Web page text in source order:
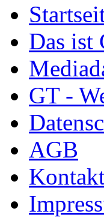
Das ist
GT -
AGB